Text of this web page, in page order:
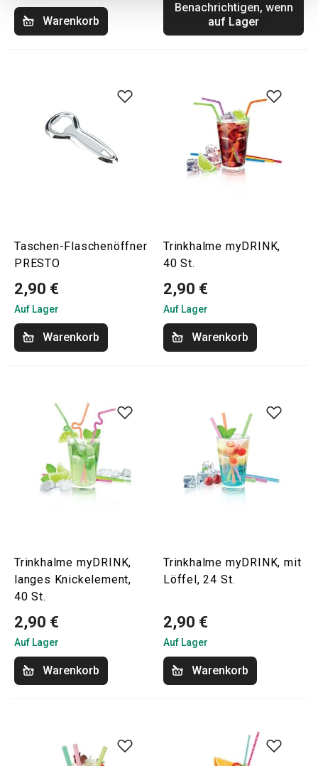
Warenkorb
Benachrichtigen, wenn
auf Lager
Taschen-Flaschenöffner
PRESTO
2,90 €
Auf Lager
Warenkorb
Trinkhalme myDRINK,
40 St.
2,90 €
Auf Lager
Warenkorb
Trinkhalme myDRINK,
langes Knickelement,
40 St.
2,90 €
Auf Lager
Warenkorb
Trinkhalme myDRINK, mit
Löffel, 24 St.
2,90 €
Auf Lager
Warenkorb